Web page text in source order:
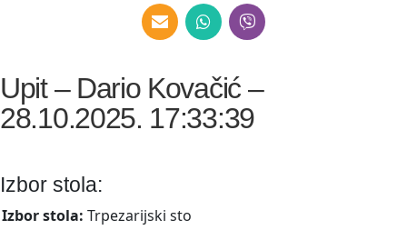
Upit – Dario Kovačić –
28.10.2025. 17:33:39
Izbor stola:
Izbor stola: Trpezarijski sto